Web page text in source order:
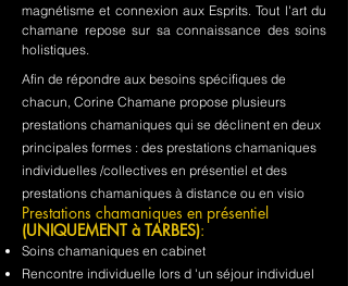
magnétisme et connexion aux Esprits. Tout l'art du
chamane repose sur sa connaissance des soins
holistiques.
Afin de répondre aux besoins spécifiques de
chacun, Corine Chamane propose plusieurs
prestations chamaniques qui se déclinent en deux
principales formes : des prestations chamaniques
individuelles /collectives en présentiel et des
prestations chamaniques à distance ou en visio
Prestations chamaniques en présentiel
(UNIQUEMENT à TARBES):
Soins chamaniques en cabinet
Rencontre individuelle lors d 'un séjour individuel